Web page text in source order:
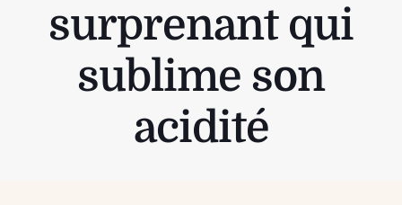
surprenant qui
sublime son
acidité